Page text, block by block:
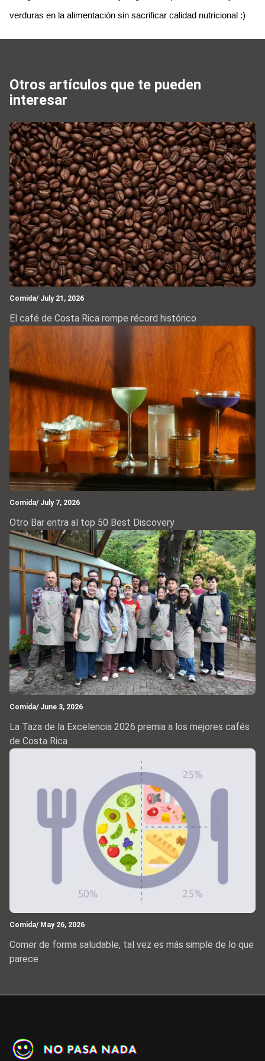
verduras en la alimentación sin sacrificar calidad nutricional :)
Otros artículos que te pueden
interesar
Comida/ July 21, 2026
El café de Costa Rica rompe récord histórico
Comida/ July 7, 2026
Otro Bar entra al top 50 Best Discovery
Comida/ June 3, 2026
La Taza de la Excelencia 2026 premia a los mejores cafés
de Costa Rica
Comida/ May 26, 2026
Comer de forma saludable, tal vez es más simple de lo que
parece